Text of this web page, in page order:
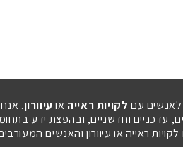
לאנשים עם לקויות ראייה אועיוורון.
עדכניים וחדשניים, ובהפצת ידע
ראייה או עיוורון והאנשים